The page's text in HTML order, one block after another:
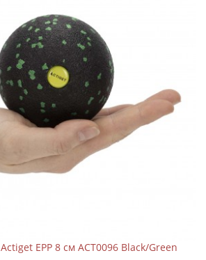
EPP 8 см ACT0096 Black/Green